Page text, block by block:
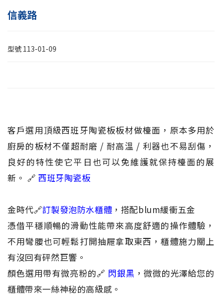
信義路
型號113-01-09
客戶選用頂級西班牙陶瓷板板材做檯面，原本多用於
廚房的板材不僅超耐磨 / 耐高溫 / 利器也不易刮傷，
良好的特性使它平日也可以免維護就保持檯面的展
新。 🔗 西班牙陶瓷板
金時代🔗訂製發泡防水櫃體 ，搭配blum緩衝五金
憑借平穩順暢的滑動性能帶來高度舒適的操作體驗，
不用彎腰也可輕鬆打開抽屜拿取東西，櫃體施力關上
有沒回有砰然巨響。
顏色選用帶有微亮粉的🔗 閃銀黑 ，微微的光澤給您的
櫃體帶來一絲神秘的高級感。